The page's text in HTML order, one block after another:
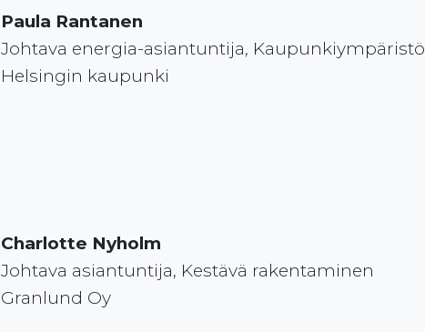
Paula Rantanen
Johtava energia-asiantuntija, Kaupunkiympäristö
Helsingin kaupunki
Charlotte Nyholm
Johtava asiantuntija, Kestävä rakentaminen
Granlund Oy